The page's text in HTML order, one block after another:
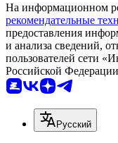
На информационном
рекомендательные
предоставления
и анализа сведений,
пользователей сети
Российской
Русский